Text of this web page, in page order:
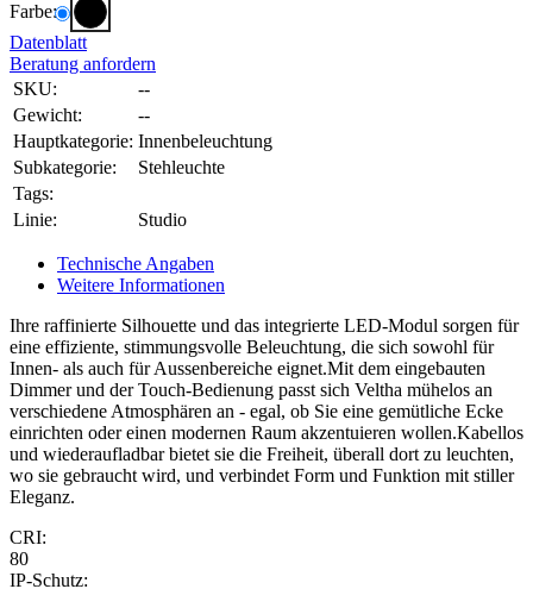
Farbe:
Datenblatt
Beratung anfordern
SKU:
--
Gewicht:
--
Hauptkategorie: Innenbeleuchtung
Subkategorie:
Stehleuchte
Tags:
Linie:
Studio
Technische Angaben
Weitere Informationen
Ihre raffinierte Silhouette und das integrierte LED-Modul sorgen für
eine effiziente, stimmungsvolle Beleuchtung, die sich sowohl für
Innen- als auch für Aussenbereiche eignet.Mit dem eingebauten
Dimmer und der Touch-Bedienung passt sich Veltha mühelos an
verschiedene Atmosphären an - egal, ob Sie eine gemütliche Ecke
einrichten oder einen modernen Raum akzentuieren wollen.Kabellos
und wiederaufladbar bietet sie die Freiheit, überall dort zu leuchten,
wo sie gebraucht wird, und verbindet Form und Funktion mit stiller
Eleganz.
CRI:
80
IP-Schutz: